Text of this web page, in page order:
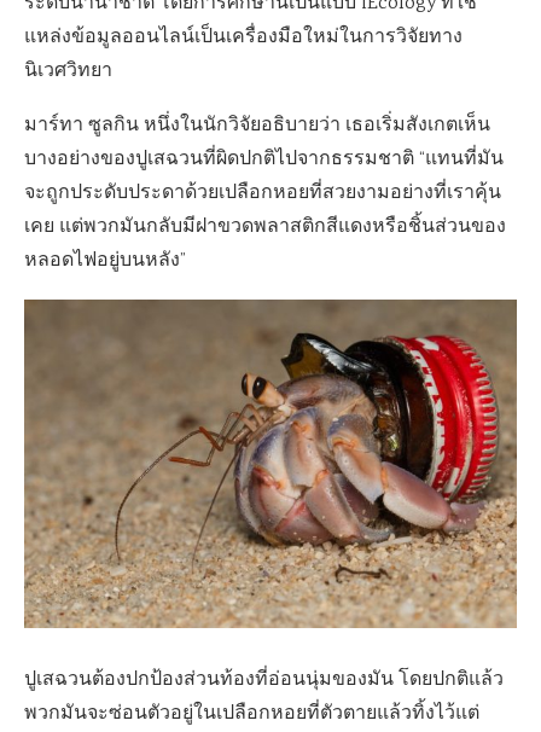
แหล่งข้อมูลออนไลน์เป็นเครื่องมือใหม่ในการวิจัยทาง
นิเวศวิทยา
มาร์ทา ซูลกิน หนึ่งในนักวิจัยอธิบายว่า เธอเริ่มสังเกตเห็น
บางอย่างของปูเสฉวนที่ผิดปกติไปจากธรรมชาติ “แทนที่มัน
จะถูกประดับประดาด้วยเปลือกหอยที่สวยงามอย่างที่เราคุ้น
เคย แต่พวกมันกลับมีฝาขวดพลาสติกสีแดงหรือชิ้นส่วนของ
หลอดไฟอยู่บนหลัง”
ปูเสฉวนต้องปกป้องส่วนท้องที่อ่อนนุ่มของมัน โดยปกติแล้ว
พวกมันจะซ่อนตัวอยู่ในเปลือกหอยที่ตัวตายแล้วทิ้งไว้แต่